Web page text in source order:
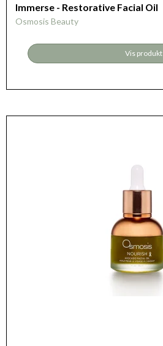
Immerse - Restorative Facial Oil
Osmosis Beauty
Vis produkt